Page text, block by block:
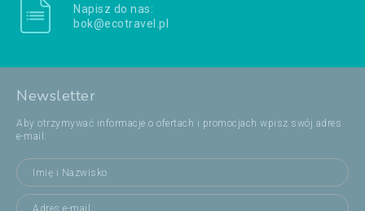
Napisz do nas:
bok@ecotravel.pl
Newsletter
Aby otrzymywać informacje o ofertach i promocjach wpisz swój adres
e-mail: